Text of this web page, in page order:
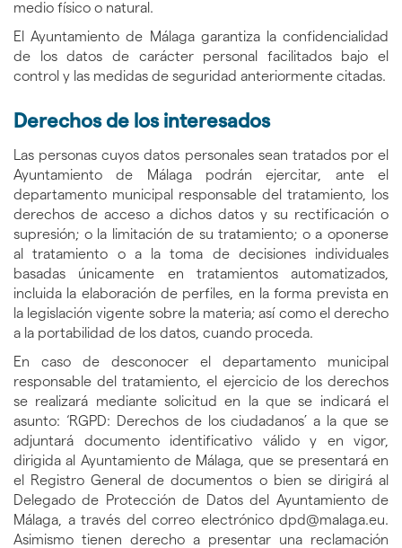
medio físico o natural.
El Ayuntamiento de Málaga garantiza la confidencialidad
de los datos de carácter personal facilitados bajo el
control y las medidas de seguridad anteriormente citadas.
Derechos de los interesados
Las personas cuyos datos personales sean tratados por el
Ayuntamiento de Málaga podrán ejercitar, ante el
departamento municipal responsable del tratamiento, los
derechos de acceso a dichos datos y su rectificación o
supresión; o la limitación de su tratamiento; o a oponerse
al tratamiento o a la toma de decisiones individuales
basadas únicamente en tratamientos automatizados,
incluida la elaboración de perfiles, en la forma prevista en
la legislación vigente sobre la materia; así como el derecho
a la portabilidad de los datos, cuando proceda.
En caso de desconocer el departamento municipal
responsable del tratamiento, el ejercicio de los derechos
se realizará mediante solicitud en la que se indicará el
asunto: ‘RGPD: Derechos de los ciudadanos’ a la que se
adjuntará documento identificativo válido y en vigor,
dirigida al Ayuntamiento de Málaga, que se presentará en
el Registro General de documentos o bien se dirigirá al
Delegado de Protección de Datos del Ayuntamiento de
Málaga, a través del correo electrónico dpd@malaga.eu.
Asimismo tienen derecho a presentar una reclamación